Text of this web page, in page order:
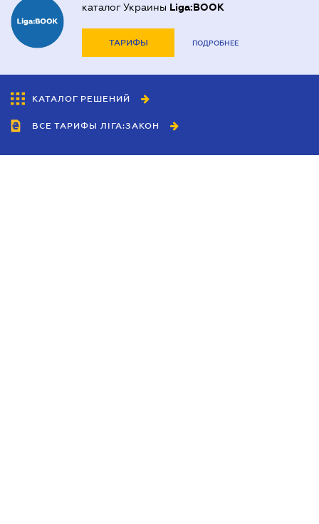
каталог Украины Liga:BOOK
ТАРИФЫ ПОДРОБНЕЕ
КАТАЛОГ РЕШЕНИЙ
ВСЕ ТАРИФЫ ЛІГА:ЗАКОН